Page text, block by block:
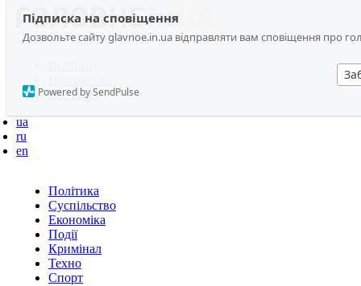
Підписка на сповіщення
Дозвольте сайту glavnoe.in.ua відправляти вам сповіщення про
Powered by SendPulse
Контакти
ua
ru
en
Політика
Суспільство
Економіка
Події
Кримінал
Техно
Спорт